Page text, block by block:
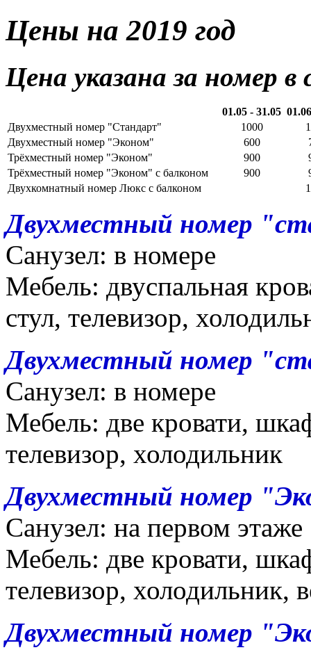
Цены на 2019 год
Цена указана за номер в
01.05 - 31.05
Двухместный номер "Стандарт"
1000
Двухместный номер "Эконом"
600
Трёхместный номер "Эконом"
900
Трёхместный номер "Эконом" с балконом
900
Двухкомнатный номер Люкс с балконом
Двухместный номер
Санузел: в номере
Мебель: двуспальная
стул, телевизор,
Двухместный номер
Санузел: в номере
Мебель: две кровати,
телевизор, холодильник
Двухместный номер
Санузел: на первом этаже
Мебель: две кровати,
телевизор, холодильник,
Двухместный номер